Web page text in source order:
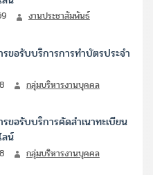
งานประชาสัมพันธ์
ขอรับบริการการทำบัตรประจำ
กลุ่มบริหารงานบุคคล
ขอรับบริการคัดสำเนาทะเบียน
น์
กลุ่มบริหารงานบุคคล